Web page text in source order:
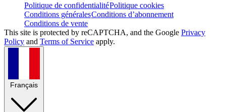
Politique de confidentialitéPolitique cookies
Conditions généralesConditions d’abonnement
Conditions de vente
This site is protected by reCAPTCHA, and the Google Privacy
Policy and Terms of Service apply.
Français